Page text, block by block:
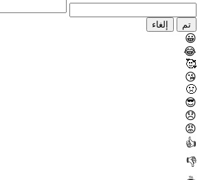
تم إلغاء
😀
😂
🥰
😘
🤢
😎
😞
😡
👍
👎